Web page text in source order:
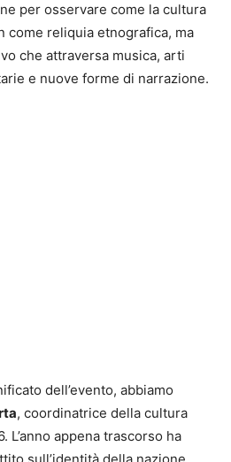
per osservare come la cultura
come reliquia etnografica, ma
che attraversa musica, arti
e nuove forme di narrazione.
dell’evento, abbiamo
, coordinatrice della cultura
L’anno appena trascorso ha